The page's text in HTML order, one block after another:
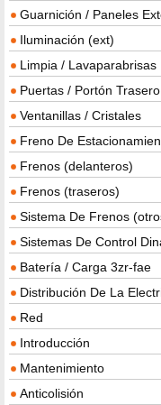
Guarnición / Paneles
Iluminación (ext)
Limpia / Lavaparabrisas
Puertas / Portón Trasero
Ventanillas / Cristales
Freno De
Frenos (delanteros)
Frenos (traseros)
Sistema De Frenos
Sistemas De Control
Batería / Carga 3zr-fae
Distribución De La
Red
Introducción
Mantenimiento
Anticolisión